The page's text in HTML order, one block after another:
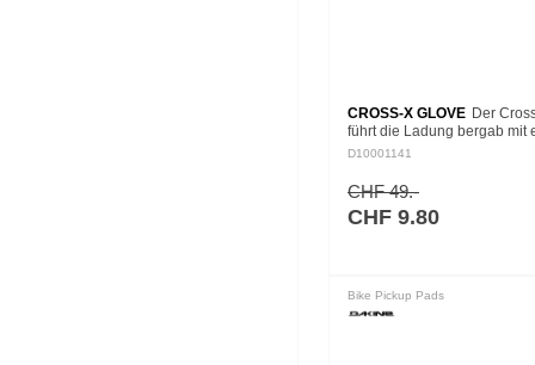
CROSS-X GLOVE Der
führt die Ladung bergab mit
passgenauen Passform und
und Neoprenschutz der…
D10001141
CHF 49.-
CHF 9.80
Bike Pickup Pads